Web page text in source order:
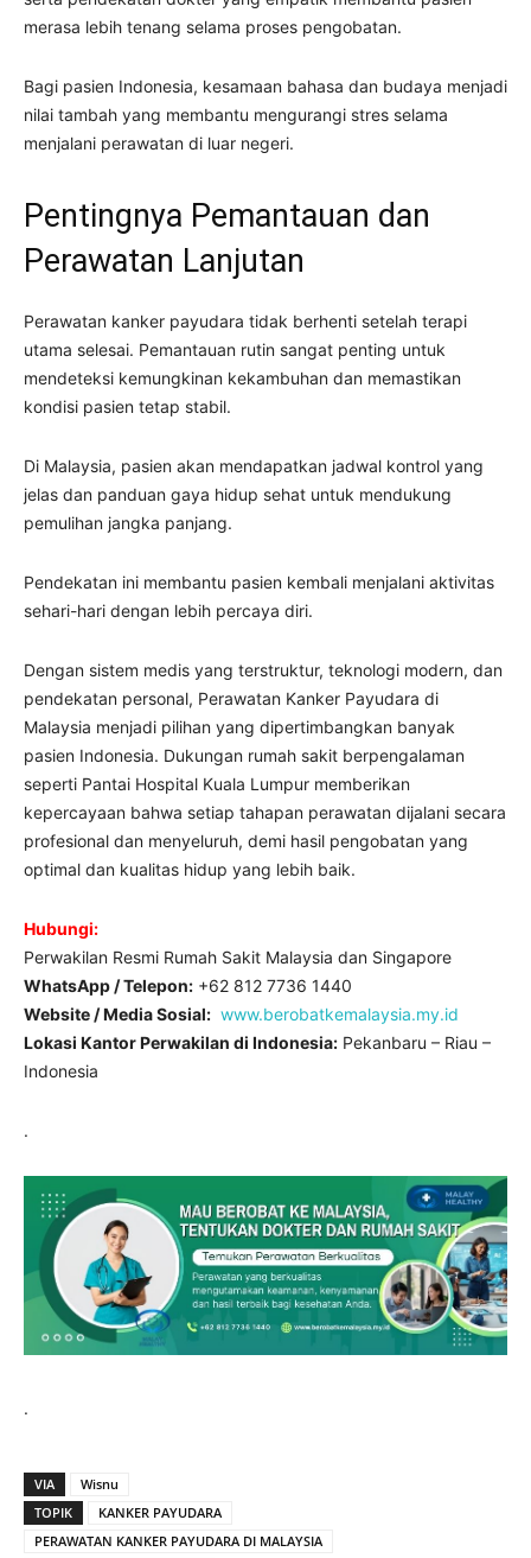
merasa lebih tenang selama proses pengobatan.
Bagi pasien Indonesia, kesamaan bahasa dan budaya menjadi
nilai tambah yang membantu mengurangi stres selama
menjalani perawatan di luar negeri.
Pentingnya Pemantauan dan
Perawatan Lanjutan
Perawatan kanker payudara tidak berhenti setelah terapi
utama selesai. Pemantauan rutin sangat penting untuk
mendeteksi kemungkinan kekambuhan dan memastikan
kondisi pasien tetap stabil.
Di Malaysia, pasien akan mendapatkan jadwal kontrol yang
jelas dan panduan gaya hidup sehat untuk mendukung
pemulihan jangka panjang.
Pendekatan ini membantu pasien kembali menjalani aktivitas
sehari-hari dengan lebih percaya diri.
Dengan sistem medis yang terstruktur, teknologi modern, dan
pendekatan personal, Perawatan Kanker Payudara di
Malaysia menjadi pilihan yang dipertimbangkan banyak
pasien Indonesia. Dukungan rumah sakit berpengalaman
seperti Pantai Hospital Kuala Lumpur memberikan
kepercayaan bahwa setiap tahapan perawatan dijalani secara
profesional dan menyeluruh, demi hasil pengobatan yang
optimal dan kualitas hidup yang lebih baik.
Hubungi:
Perwakilan Resmi Rumah Sakit Malaysia dan Singapore
WhatsApp / Telepon: +62 812 7736 1440
Website / Media Sosial: www.berobatkemalaysia.my.id
Lokasi Kantor Perwakilan di Indonesia: Pekanbaru – Riau –
Indonesia
.
.
VIA
Wisnu
TOPIK
KANKER PAYUDARA
PERAWATAN KANKER PAYUDARA DI MALAYSIA